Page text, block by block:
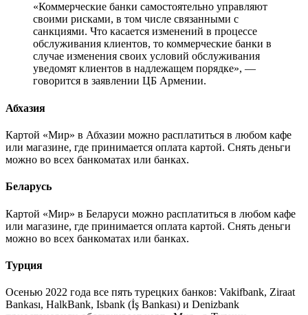
«Коммерческие банки самостоятельно управляют
своими рисками, в том числе связанными с
санкциями. Что касается изменений в процессе
обслуживания клиентов, то коммерческие банки в
случае изменения своих условий обслуживания
уведомят клиентов в надлежащем порядке», —
говорится в заявлении ЦБ Армении.
Абхазия
Картой «Мир» в Абхазии можно расплатиться в любом кафе
или магазине, где принимается оплата картой. Снять деньги
можно во всех банкоматах или банках.
Беларусь
Картой «Мир» в Беларуси можно расплатиться в любом кафе
или магазине, где принимается оплата картой. Снять деньги
можно во всех банкоматах или банках.
Турция
Осенью 2022 года все пять турецких банков: Vakifbank, Ziraat
Bankası, HalkBank, Isbank (İş Bankası) и Denizbank